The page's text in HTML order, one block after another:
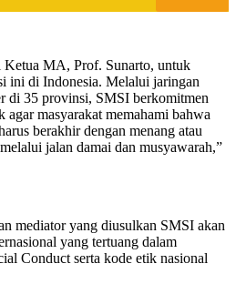
MA, Prof. Sunarto, untuk
ini di Indonesia. Melalui jaringan
di 35 provinsi, SMSI berkomitmen
masyarakat memahami bahwa
berakhir dengan menang atau
jalan damai dan musyawarah,”
mediator yang diusulkan SMSI akan
yang tertuang dalam
Conduct serta kode etik nasional